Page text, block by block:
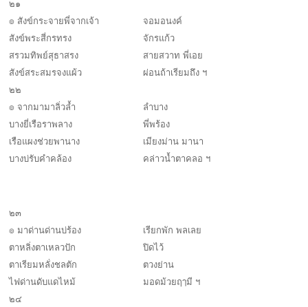
๒๑
๏ สังข์กระจายพี่จากเจ้า
จอมอนงค์
สังข์พระสี่กรทรง
จักรแก้ว
สรวมทิพย์สุธาสรง
สายสวาท พี่เอย
สังข์สระสมรจงแผ้ว
ผ่อนถ้าเรียมถึง ฯ
๒๒
๏ จากมามาลิ่วล้ำ
ลำบาง
บางยี่เรือราพลาง
พี่พร้อง
เรือแผงช่วยพานาง
เมียงม่าน มานา
บางบ่รับคำคล้อง
คล่าวน้ำตาคลอ ฯ
๒๓
๏ มาด่านด่านบ่ร้อง
เรียกพัก พลเลย
ตาหลิ่งตาเหลวปัก
ปิดไว้
ตาเรียมหลั่งชลตัก
ตวงย่าน
ไฟด่านดับแดไหม้
มอดม้วยฤๅมี ฯ
๒๔